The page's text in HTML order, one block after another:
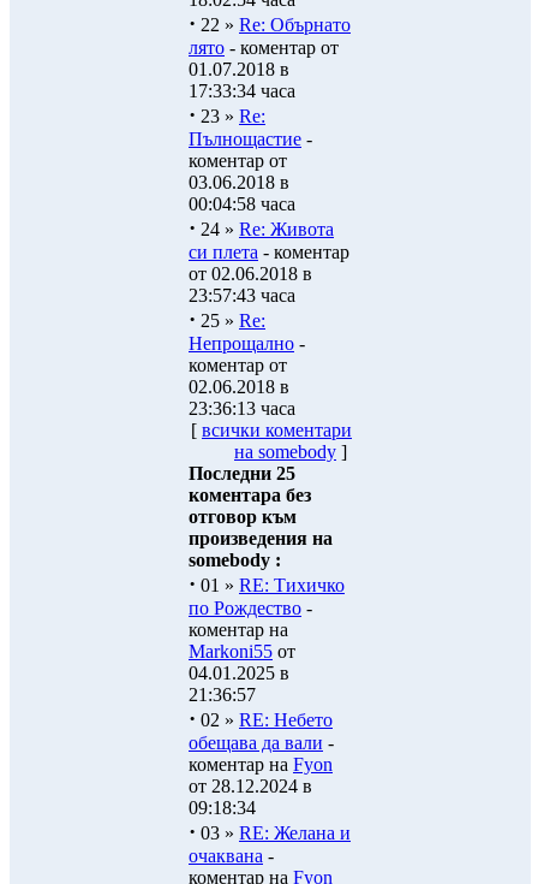
· 22 » Re: Обърнато
лято - коментар от
01.07.2018 в
17:33:34 часа
· 23 » Re:
Пълнощастие -
коментар от
03.06.2018 в
00:04:58 часа
· 24 » Re: Живота
си плета - коментар
от 02.06.2018 в
23:57:43 часа
· 25 » Re:
Непрощално -
коментар от
02.06.2018 в
23:36:13 часа
[ всички коментари
на somebody ]
Последни 25
коментара без
отговор към
произведения на
somebody :
· 01 » RE: Тихичко
по Рождество -
коментар на
Markoni55 от
04.01.2025 в
21:36:57
· 02 » RE: Небето
обещава да вали -
коментар на Fyon
от 28.12.2024 в
09:18:34
· 03 » RE: Желана и
очаквана -
коментар на Fyon